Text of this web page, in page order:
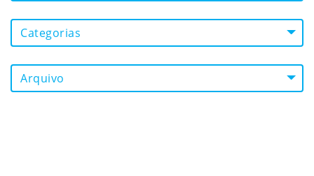
Categorias
Arquivo